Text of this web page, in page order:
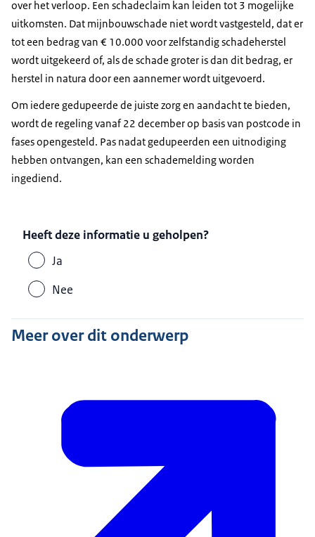
over het verloop. Een schadeclaim kan leiden tot 3 mogelijke
uitkomsten. Dat mijnbouwschade niet wordt vastgesteld, dat er
tot een bedrag van € 10.000 voor zelfstandig schadeherstel
wordt uitgekeerd of, als de schade groter is dan dit bedrag, er
herstel in natura door een aannemer wordt uitgevoerd.
Om iedere gedupeerde de juiste zorg en aandacht te bieden,
wordt de regeling vanaf 22 december op basis van postcode in
fases opengesteld. Pas nadat gedupeerden een uitnodiging
hebben ontvangen, kan een schademelding worden
ingediend.
Heeft deze informatie u geholpen?
Ja
Nee
Meer over dit onderwerp